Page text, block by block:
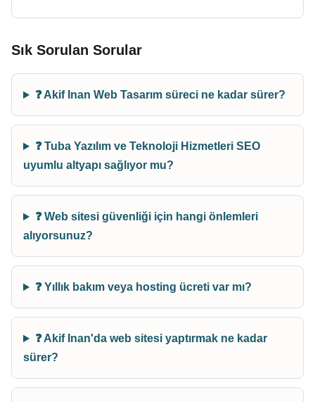
Sık Sorulan Sorular
❓ Akif Inan Web Tasarım süreci ne kadar sürer?
❓ Tuba Yazılım ve Teknoloji Hizmetleri SEO
uyumlu altyapı sağlıyor mu?
❓ Web sitesi güvenliği için hangi önlemleri
alıyorsunuz?
❓ Yıllık bakım veya hosting ücreti var mı?
❓ Akif Inan'da web sitesi yaptırmak ne kadar
sürer?